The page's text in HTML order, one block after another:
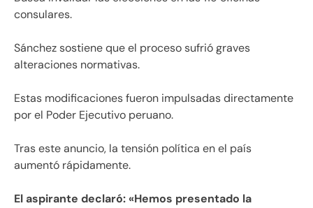
consulares.
Sánchez sostiene que el proceso sufrió graves
alteraciones normativas.
Estas modificaciones fueron impulsadas directamente
por el Poder Ejecutivo peruano.
Tras este anuncio, la tensión política en el país
aumentó rápidamente.
El aspirante declaró: «Hemos presentado la